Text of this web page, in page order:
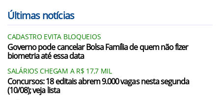
Últimas notícias
CADASTRO EVITA BLOQUEIOS
Governo pode cancelar Bolsa Família de quem não fizer
biometria até essa data
SALÁRIOS CHEGAM A R$ 17,7 MIL
Concursos: 18 editais abrem 9.000 vagas nesta segunda
(10/08); veja lista